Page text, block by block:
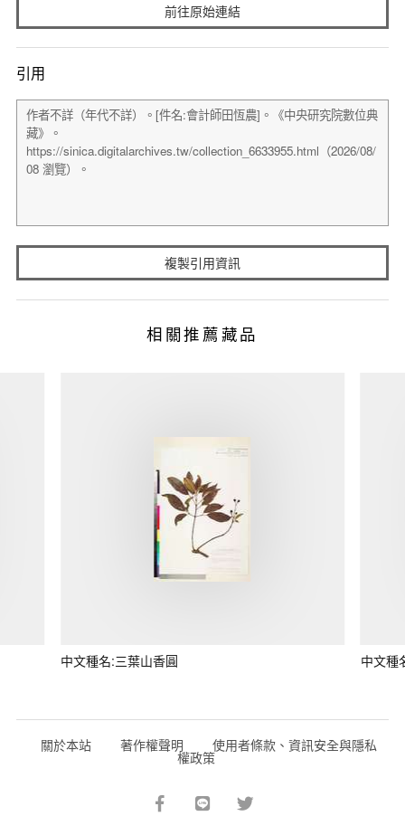
前往原始連結
引用
複製引用資訊
相關推薦藏品
中文種名:三葉山香圓 中文種
關於本站 著作權聲明 使用者條款、資訊安全與隱私
權政策